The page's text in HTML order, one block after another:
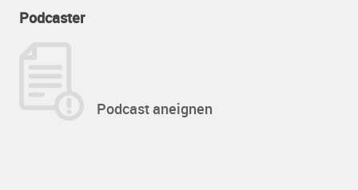
Podcaster
Podcast aneignen